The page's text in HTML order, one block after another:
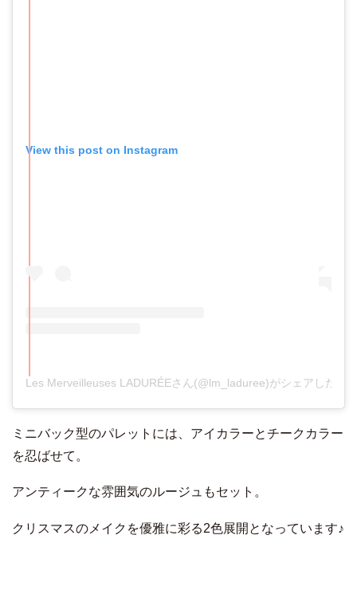
View this post on Instagram
Les Merveilleuses LADURÉEさん(@lm_laduree)がシェアした投
ミニバック型のパレットには、アイカラーとチークカラー
を忍ばせて。
アンティークな雰囲気のルージュもセット。
クリスマスのメイクを優雅に彩る2色展開となっています♪